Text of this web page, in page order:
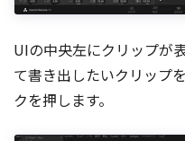
UIの中央左にクリップが
て書き出したいクリップ
クを押します。